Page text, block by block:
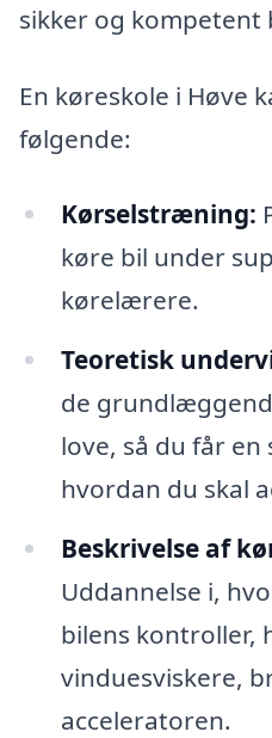
sikker og kompetent
En køreskole i Høve
følgende:
Kørselstræning:
køre bil under
kørelærere.
Teoretisk
de
love, så du får en
hvordan du skal
Beskrivelse af
Uddannelse i,
bilens kontroller,
vinduesviskere,
acceleratoren.